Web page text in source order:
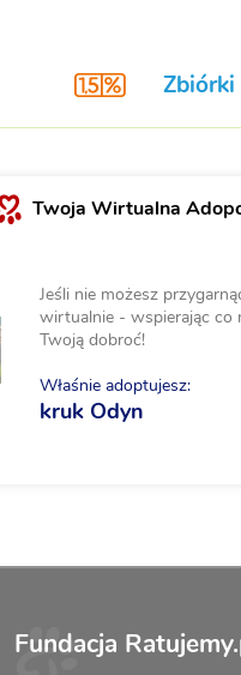
Zbiórki
Twoja Wirtualna
Jeśli nie możesz
wirtualnie - wspierając co
Twoją dobroć!
Właśnie adoptujesz:
kruk Odyn
Fundacja